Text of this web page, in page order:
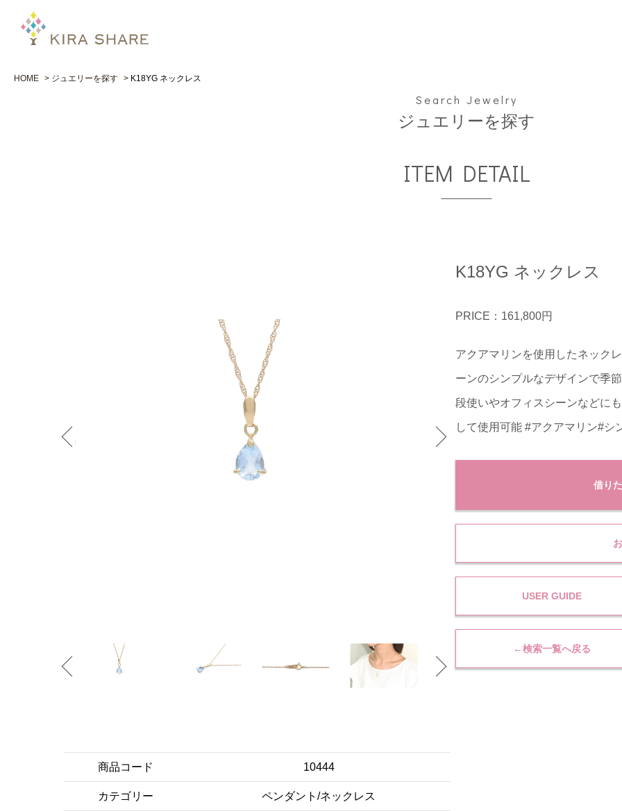
HOME ジュエリーを探す K18YG ネックレス
Search Jewelry
ジュエリーを探す
ITEM DETAIL
K18YG ネックレス
PRICE：161,800円
アクアマリンを使用したネック
ーンのシンプルなデザインで季
段使いやオフィスシーンなどに
して使用可能 #アクアマリン#シ
借り
USER GUIDE
←検索一覧へ戻る
商品コード 10444
カテゴリー ペンダント/ネックレス